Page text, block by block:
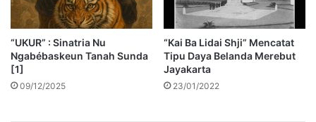
“UKUR” : Sinatria Nu
Ngabébaskeun Tanah Sunda
[1]
09/12/2025
“Kai Ba Lidai Shji” Mencatat
Tipu Daya Belanda Merebut
Jayakarta
23/01/2022